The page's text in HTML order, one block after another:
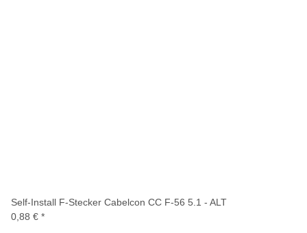
Self-Install F-Stecker Cabelcon CC F-56 5.1 - ALT
0,88 € *